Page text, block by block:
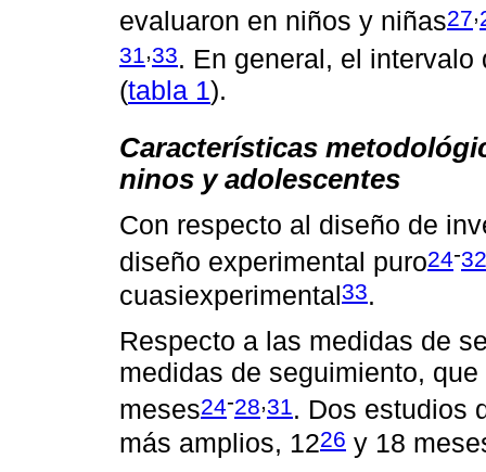
evaluaron en niños y niñas27,
31,33. En general, el
(tabla 1).
Características
ninos y adolescentes
Con respecto al diseño de
diseño experimental puro24-32
cuasiexperimental33.
Respecto a las medidas de
medidas de seguimiento,
meses24-28,31 . Dos estudios
más amplios, 1226 y 18